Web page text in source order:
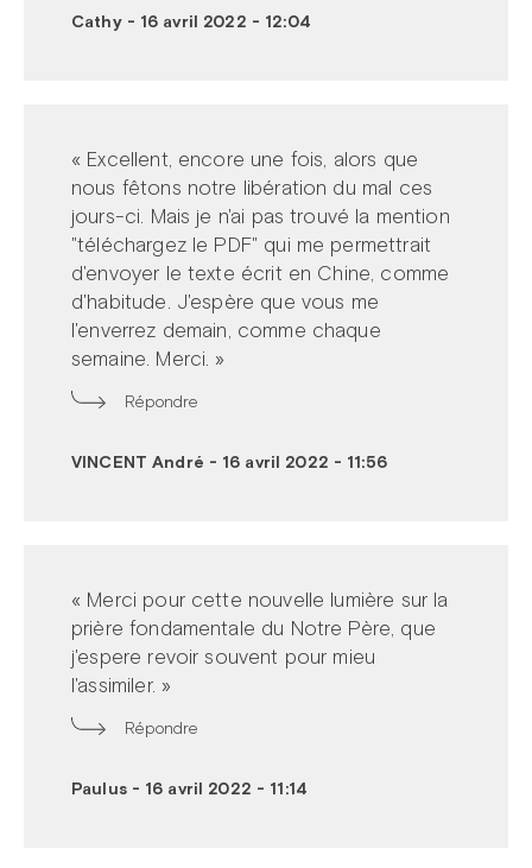
Cathy - 16 avril 2022 - 12:04
« Excellent, encore une fois, alors que
nous fêtons notre libération du mal ces
jours-ci. Mais je n'ai pas trouvé la mention
"téléchargez le PDF" qui me permettrait
d'envoyer le texte écrit en Chine, comme
d'habitude. J'espère que vous me
l'enverrez demain, comme chaque
semaine. Merci. »
Répondre
VINCENT André - 16 avril 2022 - 11:56
« Merci pour cette nouvelle lumière sur la
prière fondamentale du Notre Père, que
j'espere revoir souvent pour mieu
l'assimiler. »
Répondre
Paulus - 16 avril 2022 - 11:14